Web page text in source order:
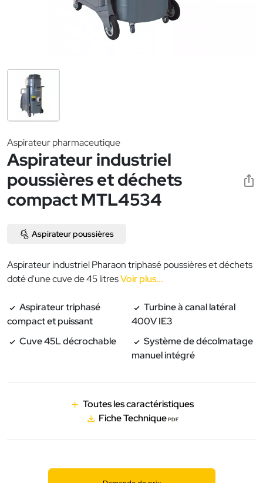
Aspirateur pharmaceutique
Aspirateur industriel
poussières et déchets
compact MTL4534
Aspirateur poussières
Aspirateur industriel Pharaon triphasé poussières et déchets
doté d'une cuve de 45 litresVoir plus...
Aspirateur triphasé
compact et puissant
Turbine à canal latéral
400V IE3
Cuve 45L décrochable
Système de décolmatage
manuel intégré
Toutes les caractéristiques
Fiche Technique PDF